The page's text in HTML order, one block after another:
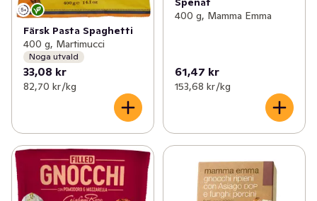
Färsk Pasta Spaghetti
400 g, Martimucci
Noga utvald
33,08 kr
82,70 kr /kg
400 g, Mamma Emma
61,47 kr
153,68 kr /kg